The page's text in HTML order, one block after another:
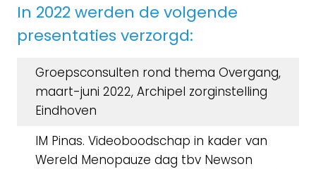
In 2022 werden de volgende
presentaties verzorgd:
Groepsconsulten rond thema Overgang,
maart-juni 2022, Archipel zorginstelling
Eindhoven
IM Pinas. Videoboodschap in kader van
Wereld Menopauze dag tbv Newson